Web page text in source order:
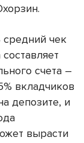
чек
счета –
вкладчиков
депозите, и
вырасти